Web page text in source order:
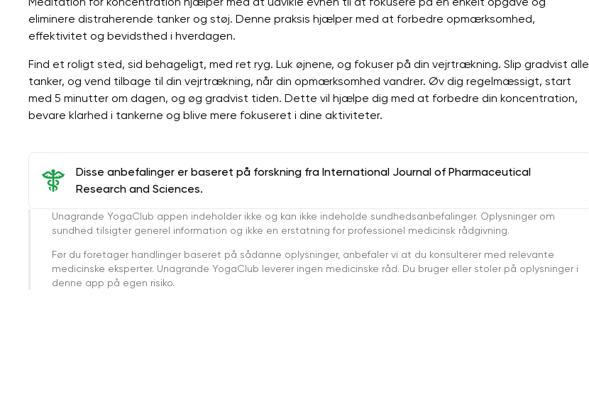
eliminere distraherende tanker og støj. Denne praksis hjælper med at forbedre opmærksomhed,
effektivitet og bevidsthed i hverdagen.
Find et roligt sted, sid behageligt, med ret ryg. Luk øjnene, og fokuser på din vejrtrækning. Slip gradvist alle
tanker, og vend tilbage til din vejrtrækning, når din opmærksomhed vandrer. Øv dig regelmæssigt, start
med 5 minutter om dagen, og øg gradvist tiden. Dette vil hjælpe dig med at forbedre din koncentration,
bevare klarhed i tankerne og blive mere fokuseret i dine aktiviteter.
Disse anbefalinger er baseret på forskning fra International Journal of Pharmaceutical
Research and Sciences.
Unagrande YogaClub appen indeholder ikke og kan ikke indeholde sundhedsanbefalinger. Oplysninger om
sundhed tilsigter generel information og ikke en erstatning for professionel medicinsk rådgivning.
Før du foretager handlinger baseret på sådanne oplysninger, anbefaler vi at du konsulterer med relevante
medicinske eksperter. Unagrande YogaClub leverer ingen medicinske råd. Du bruger eller stoler på oplysninger i
denne app på egen risiko.